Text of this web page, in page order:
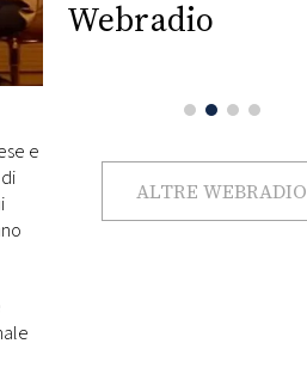
e
Webradio
ALTRE WEBRADIO